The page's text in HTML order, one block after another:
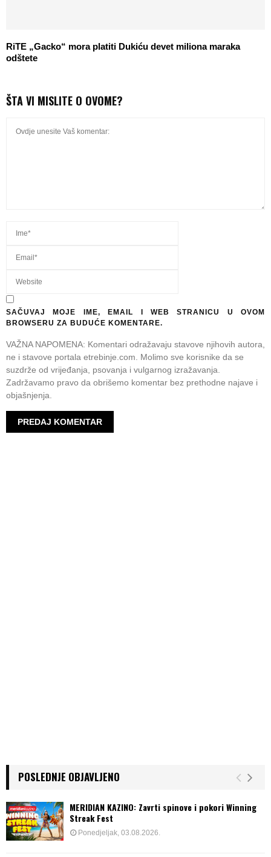
RiTE „Gacko“ mora platiti Dukiću devet miliona maraka
odštete
ŠTA VI MISLITE O OVOME?
SAČUVAJ MOJE IME, EMAIL I WEB STRANICU U OVOM
BROWSERU ZA BUDUĆE KOMENTARE.
VAŽNA NAPOMENA: Komentari odražavaju stavove njihovih autora,
ne i stavove portala etrebinje.com. Molimo sve korisnike da se
suzdrže od vrijeđanja, psovanja i vulgarnog izražavanja.
Zadržavamo pravo da obrišemo komentar bez prethodne najave i
objašnjenja.
POSLEDNJE OBJAVLJENO
MERIDIAN KAZINO: Zavrti spinove i pokori Winning
Streak Fest
Ponedjeljak, 03.08.2026.